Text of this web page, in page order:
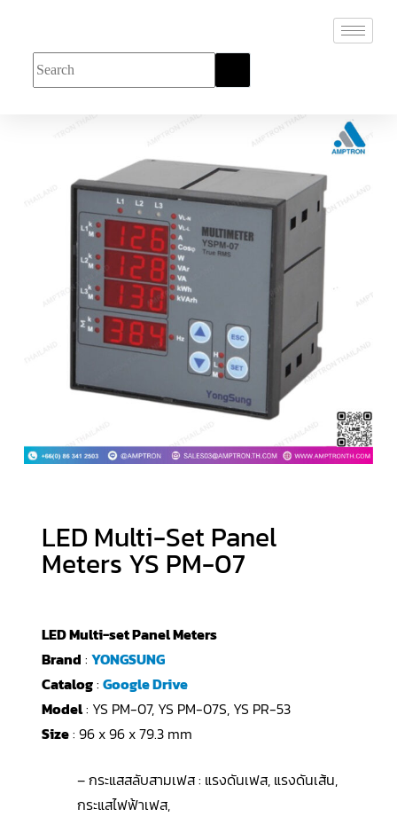
LED Multi-Set Panel
Meters YS PM-07
LED Multi-set Panel Meters
Brand : YONGSUNG
Catalog: Google Drive
Model: YS PM-07, YS PM-07S, YS PR-53
Size: 96 x 96 x 79.3 mm
– กระแสสลับสามเฟส : แรงดันเฟส, แรงดันเส้น,
กระแสไฟฟ้าเฟส,